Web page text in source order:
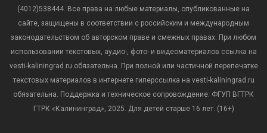
(4012)538444. Все права на любые материалы, опубликованные на
сайте, защищены в соответствии с российским и международным
законодательством об авторском праве и смежных правах. При любом
использовании текстовых, аудио-, фото- и видеоматериалов ссылка на
vesti-kaliningrad.ru обязательна. При полной или частичной перепечатке
текстовых материалов в интернете гиперссылка на vesti-kaliningrad.ru
обязательна. Поддержка и техническое сопровождение: ФГУП ВГТРК
ГТРК «Калининград», 2025. Для детей старше 16 лет. (16+)